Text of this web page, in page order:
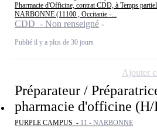
Pharmacie d'Officine, contrat CDD, à Temps
NARBONNE (11100 , Occitanie -...
CDD - Non renseigné
Publié il y a plus de 30 jours
Préparateur /
pharmacie d'officine (H/
PURPLE CAMPUS - 11 - NARBONNE
Ajouter